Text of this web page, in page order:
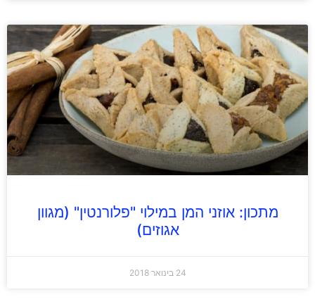
מתכון: אוזני המן במילוי "פלורנטין" (מגוון
אגוזים)
24 בינואר 2018